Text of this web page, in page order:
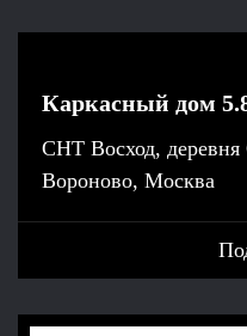
Каркасный дом
СНТ Восход, деревня
Вороново, Москва